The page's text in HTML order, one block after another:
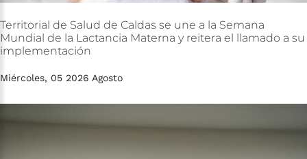
Territorial de Salud de Caldas se une a la Semana
Mundial de la Lactancia Materna y reitera el llamado a su
implementación
Miércoles, 05 2026 Agosto